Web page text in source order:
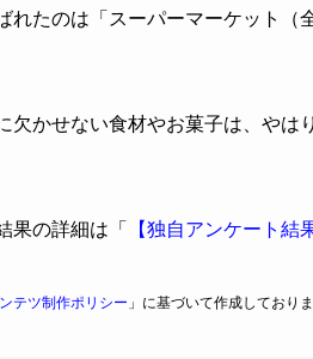
れたのは「スーパーマーケット（
欠かせない食材やお菓子は、やは
果の詳細は「 【独自アンケート結
テツ制作ポリシー 」に基づいて作成しており